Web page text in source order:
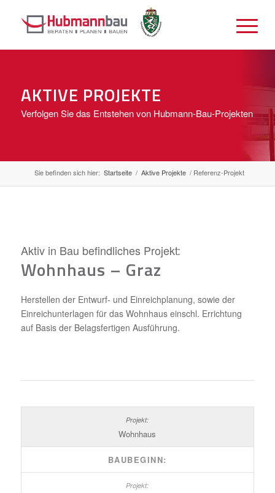
AKTIVE PROJEKTE
Verfolgen Sie das Entstehen von Hubmann-Bau-Projekten
Sie befinden sich hier: Startseite / Aktive Projekte / Referenz-Projekt
Aktiv in Bau befindliches Projekt:
Wohnhaus – Graz
Herstellen der Entwurf- und Einreichplanung, sowie der
Einreichunterlagen für das Wohnhaus einschl. Errichtung
auf Basis der Belagsfertigen Ausführung.
Wohnhaus
BAUBEGINN: